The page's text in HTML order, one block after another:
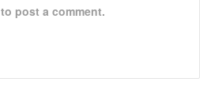
to post a comment.